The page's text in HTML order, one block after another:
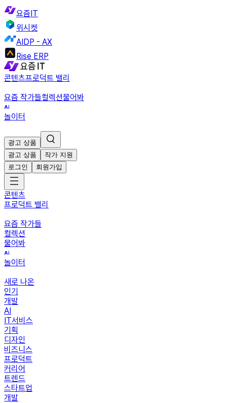
요즘IT
위시켓
AIDP - AX
Rise ERP
콘텐츠프로덕트 밸리
요즘 작가들컬렉션물어봐
놀이터
광고 상품
광고 상품
작가 지원
로그인
회원가입
콘텐츠
프로덕트 밸리
요즘 작가들
컬렉션
물어봐
놀이터
새로 나온
인기
개발
AI
IT서비스
기획
디자인
비즈니스
프로덕트
커리어
트렌드
스타트업
개발